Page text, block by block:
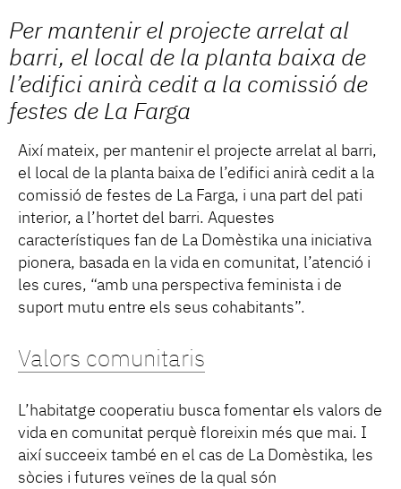
Per mantenir el projecte arrelat al
barri, el local de la planta baixa de
l’edifici anirà cedit a la comissió de
festes de La Farga
Així mateix, per mantenir el projecte arrelat al barri,
el local de la planta baixa de l’edifici anirà cedit a la
comissió de festes de La Farga, i una part del pati
interior, a l’hortet del barri. Aquestes
característiques fan de La Domèstika una iniciativa
pionera, basada en la vida en comunitat, l’atenció i
les cures, “amb una perspectiva feminista i de
suport mutu entre els seus cohabitants”.
Valors comunitaris
L’habitatge cooperatiu busca fomentar els valors de
vida en comunitat perquè floreixin més que mai. I
així succeeix també en el cas de La Domèstika, les
sòcies i futures veïnes de la qual són